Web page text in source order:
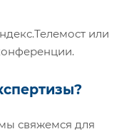
или
свяжемся для